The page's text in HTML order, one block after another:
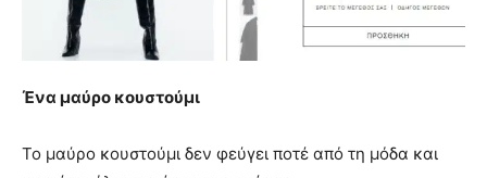
Ένα μαύρο κουστούμι
Το μαύρο κουστούμι δεν φεύγει ποτέ από τη μόδα και